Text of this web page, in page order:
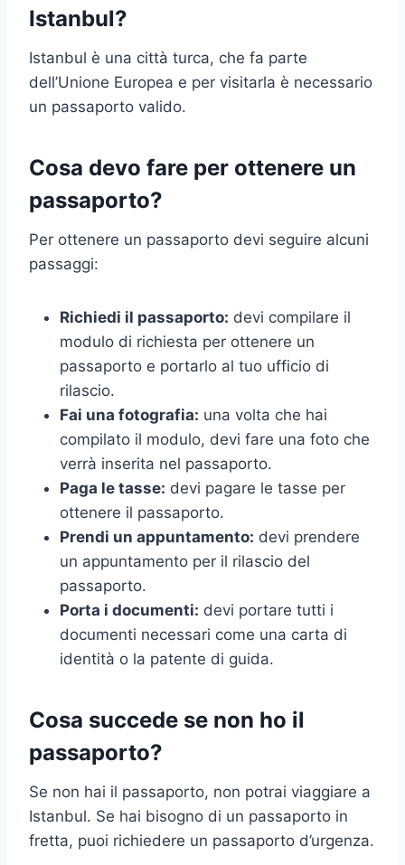
Istanbul?
Istanbul è una città turca, che fa parte
dell’Unione Europea e per visitarla è necessario
un passaporto valido.
Cosa devo fare per ottenere un
passaporto?
Per ottenere un passaporto devi seguire alcuni
passaggi:
Richiedi il passaporto: devi compilare il
modulo di richiesta per ottenere un
passaporto e portarlo al tuo ufficio di
rilascio.
Fai una fotografia: una volta che hai
compilato il modulo, devi fare una foto che
verrà inserita nel passaporto.
Paga le tasse: devi pagare le tasse per
ottenere il passaporto.
Prendi un appuntamento: devi prendere
un appuntamento per il rilascio del
passaporto.
Porta i documenti: devi portare tutti i
documenti necessari come una carta di
identità o la patente di guida.
Cosa succede se non ho il
passaporto?
Se non hai il passaporto, non potrai viaggiare a
Istanbul. Se hai bisogno di un passaporto in
fretta, puoi richiedere un passaporto d’urgenza.